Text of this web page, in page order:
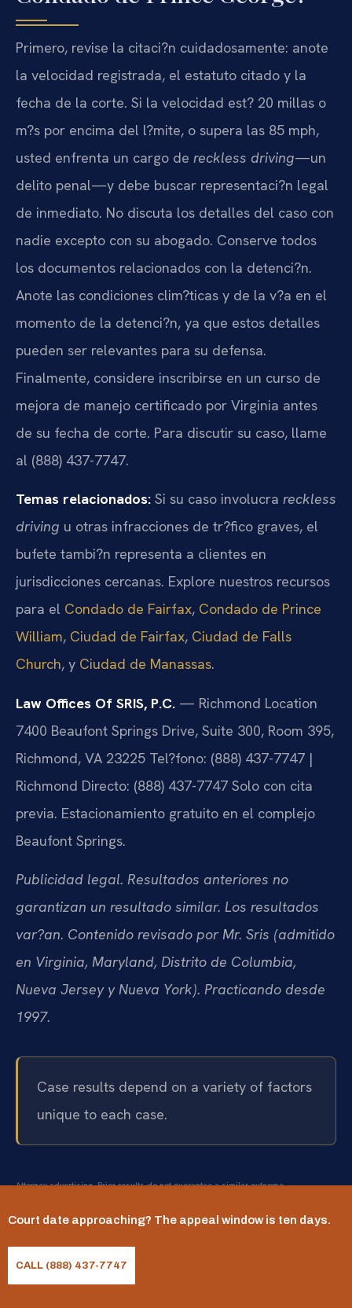
Primero, revise la citaci?n cuidadosamente: anote
la velocidad registrada, el estatuto citado y la
fecha de la corte. Si la velocidad est? 20 millas o
m?s por encima del l?mite, o supera las 85 mph,
usted enfrenta un cargo de reckless driving—un
delito penal—y debe buscar representaci?n legal
de inmediato. No discuta los detalles del caso con
nadie excepto con su abogado. Conserve todos
los documentos relacionados con la detenci?n.
Anote las condiciones clim?ticas y de la v?a en el
momento de la detenci?n, ya que estos detalles
pueden ser relevantes para su defensa.
Finalmente, considere inscribirse en un curso de
mejora de manejo certificado por Virginia antes
de su fecha de corte. Para discutir su caso, llame
al (888) 437-7747.
Temas relacionados: Si su caso involucra reckless
driving u otras infracciones de tr?fico graves, el
bufete tambi?n representa a clientes en
jurisdicciones cercanas. Explore nuestros recursos
para el Condado de Fairfax, Condado de Prince
William, Ciudad de Fairfax, Ciudad de Falls
Church, y Ciudad de Manassas.
Law Offices Of SRIS, P.C. — Richmond Location
7400 Beaufont Springs Drive, Suite 300, Room 395,
Richmond, VA 23225 Tel?fono: (888) 437-7747 |
Richmond Directo: (888) 437-7747 Solo con cita
previa. Estacionamiento gratuito en el complejo
Beaufont Springs.
Publicidad legal. Resultados anteriores no
garantizan un resultado similar. Los resultados
var?an. Contenido revisado por Mr. Sris (admitido
en Virginia, Maryland, Distrito de Columbia,
Nueva Jersey y Nueva York). Practicando desde
1997.
Case results depend on a variety of factors
unique to each case.
Attorney advertising. Prior results do not guarantee a similar outcome.
Los resultados de cada caso dependen de una
variedad de factores ?nicos a cada caso.
All practice pages
Court date approaching? The appeal window is ten days.
CALL (888) 437-7747